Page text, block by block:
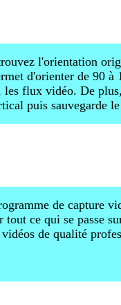
l'orientation
d'orienter de 90 à
les flux vidéo. De
puis sauvegarde
de capture
tout ce qui se passe
de qualité